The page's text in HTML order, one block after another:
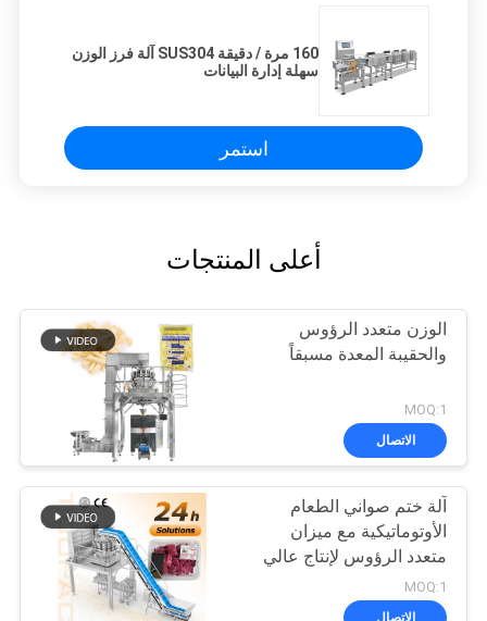
160 مرة / دقيقة SUS304 آلة فرز الوزن
سهلة إدارة البيانات
استمر
أعلى المنتجات
الوزن متعدد الرؤوس
والحقيبة المعدة مسبقاً
MOQ:1
الاتصال
آلة ختم صواني الطعام
الأوتوماتيكية مع ميزان
متعدد الرؤوس لإنتاج عالي
السرعة ومستقر، وزن
دقيق، ونطاق تطبيق واسع
MOQ:1
الاتصال